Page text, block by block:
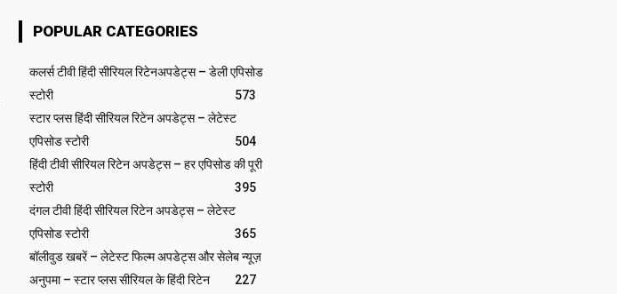
POPULAR CATEGORIES
कलर्स टीवी हिंदी सीरियल रिटेनअपडेट्स – डेली एपिसोड
स्टोरी
573
स्टार प्लस हिंदी सीरियल रिटेन अपडेट्स – लेटेस्ट
एपिसोड स्टोरी
504
हिंदी टीवी सीरियल रिटेन अपडेट्स – हर एपिसोड की पूरी
स्टोरी
395
दंगल टीवी हिंदी सीरियल रिटेन अपडेट्स – लेटेस्ट
एपिसोड स्टोरी
365
बॉलीवुड खबरें – लेटेस्ट फिल्म अपडेट्स और सेलेब न्यूज़
227
अनुपमा – स्टार प्लस सीरियल के हिंदी रिटेन